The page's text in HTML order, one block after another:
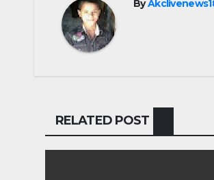
By
RELATED POST